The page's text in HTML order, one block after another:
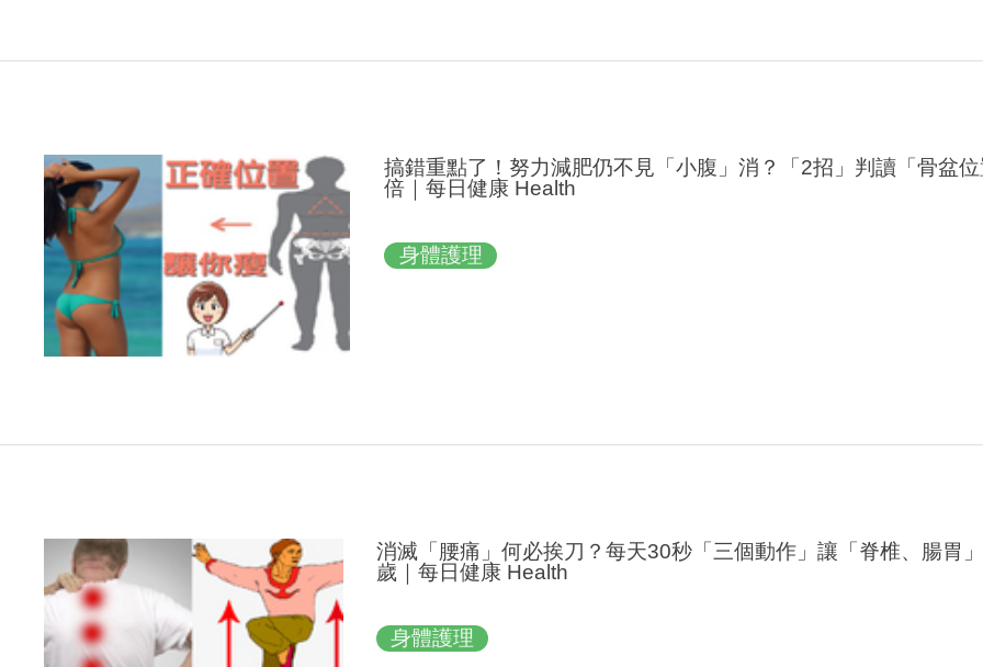
搞錯重點了！努力減肥仍不見「小腹」消？「2招」判讀「骨盆
倍｜每日健康 Health
身體護理
消滅「腰痛」何必挨刀？每天30秒「三個動作」讓「脊椎、腸胃
歲｜每日健康 Health
身體護理